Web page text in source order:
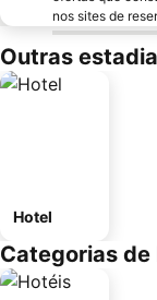
nos sites de
Outras
Hotel
Categorias de